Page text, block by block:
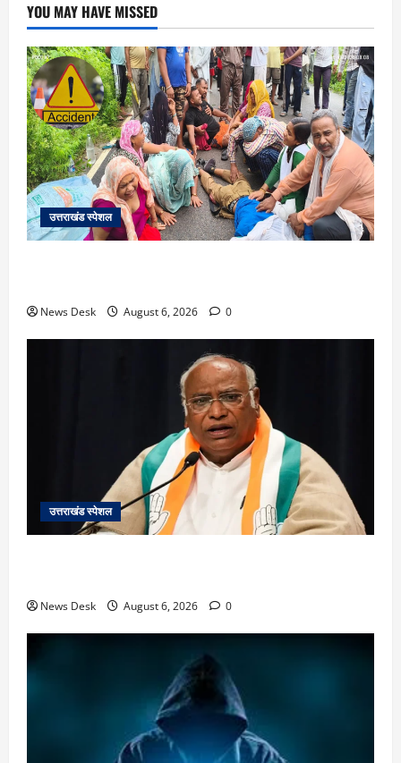
YOU MAY HAVE MISSED
उत्तराखंड स्पेशल
News Desk August 6, 2026 0
उत्तराखंड स्पेशल
News Desk August 6, 2026 0